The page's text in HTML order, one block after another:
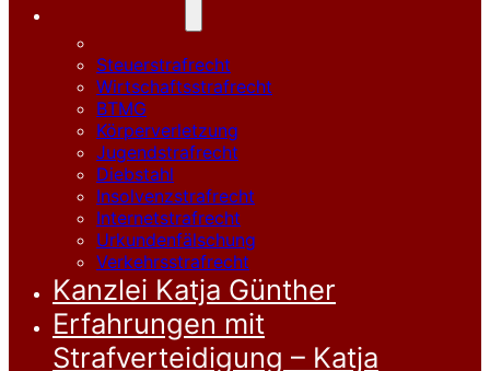
Steuerstrafrecht
Wirtschaftsstrafrecht
BTMG
Körperverletzung
Jugendstrafrecht
Diebstahl
Insolvenzstrafrecht
Internetstrafrecht
Urkundenfälschung
Verkehrsstrafrecht
Kanzlei Katja Günther
Erfahrungen mit
Strafverteidigung – Katja